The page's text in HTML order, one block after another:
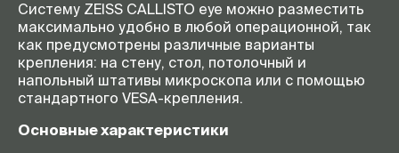
Систему ZEISS CALLISTO eye можно разместить
максимально удобно в любой операционной, так
как предусмотрены различные варианты
крепления: на стену, стол, потолочный и
напольный штативы микроскопа или с помощью
стандартного VESA-крепления.
Основные характеристики